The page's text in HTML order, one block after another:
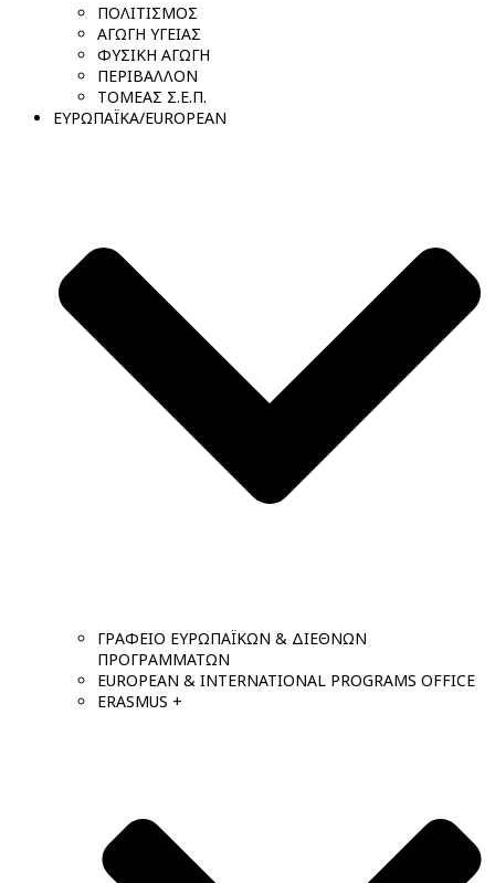
ΠΟΛΙΤΙΣΜΟΣ
ΑΓΩΓΗ ΥΓΕΙΑΣ
ΦΥΣΙΚΗ ΑΓΩΓΗ
ΠΕΡΙΒΑΛΛΟΝ
ΤΟΜΕΑΣ Σ.Ε.Π.
ΕΥΡΩΠΑΪΚΑ/EUROPEAN
ΓΡΑΦΕΙΟ ΕΥΡΩΠΑΪΚΩΝ & ΔΙΕΘΝΩΝ
ΠΡΟΓΡΑΜΜΑΤΩΝ
EUROPEAN & INTERNATIONAL PROGRAMS OFFICE
ERASMUS +